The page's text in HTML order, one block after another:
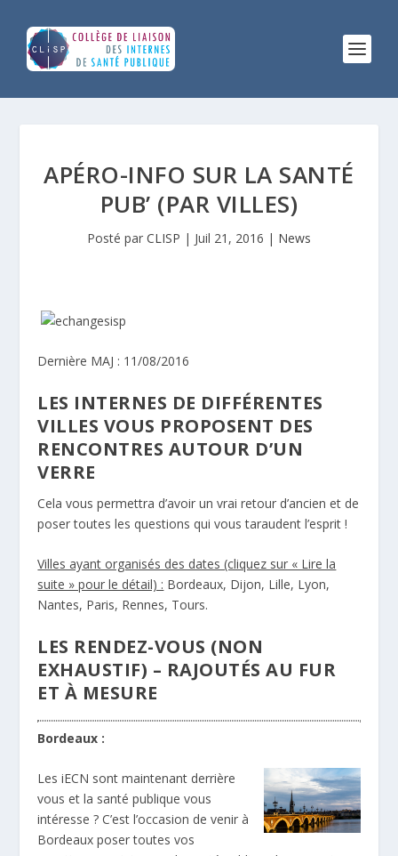
APÉRO-INFO SUR LA SANTÉ
PUB’ (PAR VILLES)
Posté par CLISP | Juil 21, 2016 | News
Dernière MAJ : 11/08/2016
LES INTERNES DE DIFFÉRENTES
VILLES VOUS PROPOSENT DES
RENCONTRES AUTOUR D’UN
VERRE
Cela vous permettra d’avoir un vrai retour d’ancien et de
poser toutes les questions qui vous taraudent l’esprit !
Villes ayant organisés des dates (cliquez sur « Lire la
suite » pour le détail) : Bordeaux, Dijon, Lille, Lyon,
Nantes, Paris, Rennes, Tours.
LES RENDEZ-VOUS (NON
EXHAUSTIF) – RAJOUTÉS AU FUR
ET À MESURE
Bordeaux :
Les iECN sont maintenant derrière
vous et la santé publique vous
intéresse ? C’est l’occasion de venir à
Bordeaux poser toutes vos